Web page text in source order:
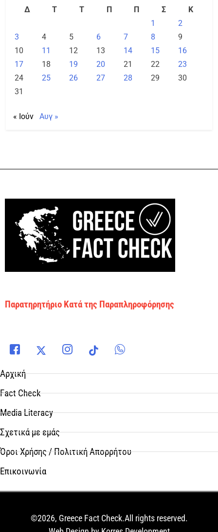
Δ
Τ Τ Π Π Σ
Κ
1
2
3
4 5 6 7 8
9
10
11 12 13 14 15
16
17
18 19 20 21 22
23
24
25 26 27 28 29
30
31
« Ιούν Αυγ »
Παρατηρητήριο Κατά της Παραπληροφόρησης
Αρχική
Fact Check
Media Literacy
Σχετικά με εμάς
Όροι Χρήσης / Πολιτική Απορρήτου
Επικοινωνία
©2026, Greece Fact Check.All rights reserved.